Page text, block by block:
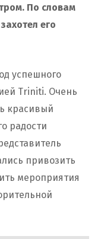
По словам
его
успешного
Triniti. Очень
красивый
радости
привозить
мероприятия